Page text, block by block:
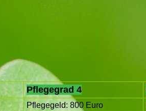
Pflegegrad 4
Pflegegeld: 800 Euro